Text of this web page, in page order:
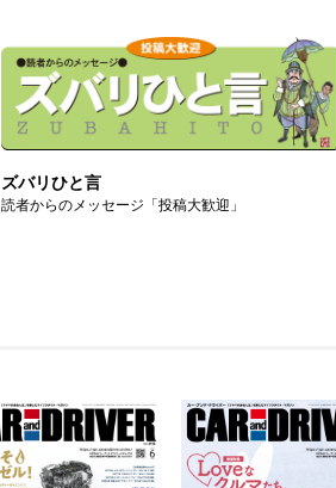
ズバリひと言
読者からのメッセージ「投稿大歓迎」